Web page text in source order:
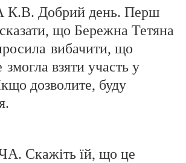
Добрий день. Перш
сказати, що Бережна Тетяна
вибачити, що
змогла взяти участь у
дозволите, буду
Скажіть їй, що це